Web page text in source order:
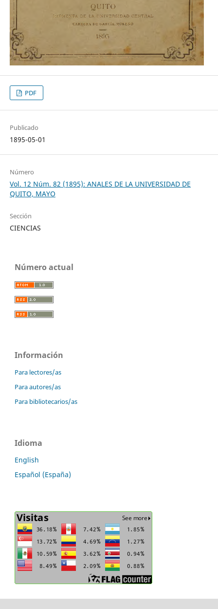
PDF
Publicado
1895-05-01
Número
Vol. 12 Núm. 82 (1895): ANALES DE LA UNIVERSIDAD DE
QUITO, MAYO
Sección
CIENCIAS
Número actual
Información
Para lectores/as
Para autores/as
Para bibliotecarios/as
Idioma
English
Español (España)